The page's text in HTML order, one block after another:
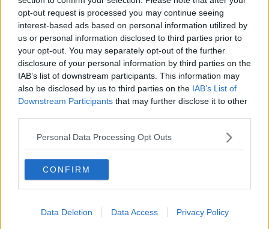
opt-out request is processed you may continue seeing
interest-based ads based on personal information utilized by
us or personal information disclosed to third parties prior to
your opt-out. You may separately opt-out of the further
disclosure of your personal information by third parties on the
IAB’s list of downstream participants. This information may
also be disclosed by us to third parties on the IAB’s List of
Downstream Participants that may further disclose it to other
Personal Data Processing Opt Outs
CONFIRM
Data Deletion Data Access Privacy Policy
costruito nel corso della sua lunga storia», ha dichiarato Pier Ettore
Olivetti Rason.